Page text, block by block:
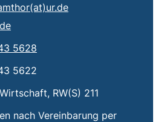
(öffnet Ihr E-Mail-
Mail Adresse:
(öffnet Ihr E-Mail-Programm)
5628
5622
RW(S) 211
nach Vereinbarung per